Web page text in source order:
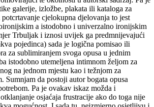
galerije, izložbe, plakata ili kataloga za
cjelokupna djelovanja to jest
a istodobno i univerzalno ironijskim
Trbuljak i iznosi uvijek ga predmnijevajući
pojedinca) sada je logična pomisao ili
za sublimiranjem svoga opusa u jednim
istodobno utemeljena intimnom željom za
na jednom mjestu kao i težnjom za
Sum­njam da postoji autor bogata opusa
Pa je ovakav iskaz možda i
osjaćaja frustracije ako do toga nije